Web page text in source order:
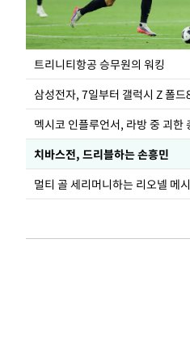
트리니티항공 승무원의 워킹
치바스전, 드리블하는 손흥민
멀티 골 세리머니하는 리오넬 메시